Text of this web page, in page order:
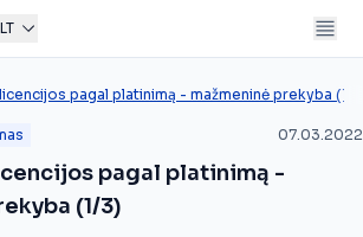
LT
pagal platinimą - mažmeninė prekyba (1/
07.03.2022
pagal platinimą -
(1/3)